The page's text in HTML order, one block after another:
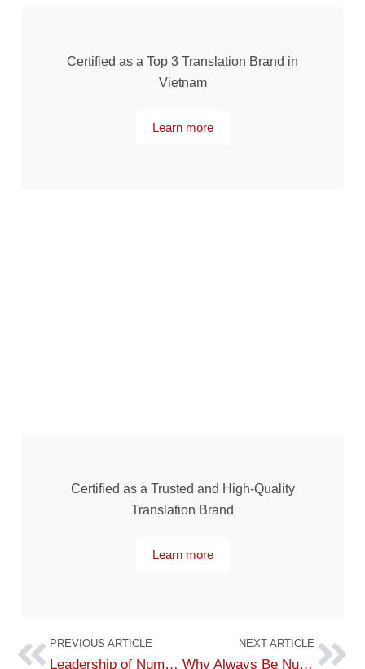
Certified as a Top 3 Translation Brand in
Vietnam
Learn more
Certified as a Trusted and High-Quality
Translation Brand
Learn more
PREVIOUS ARTICLE
Leadership of Number 1 Translation
NEXT ARTICLE
Why Always Be Number 1 Translation?